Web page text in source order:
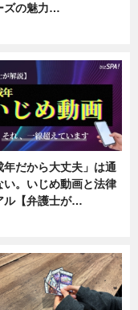
ズの魅力…
年だから大丈夫」は通
い。いじめ動画と法律
ル【弁護士が…